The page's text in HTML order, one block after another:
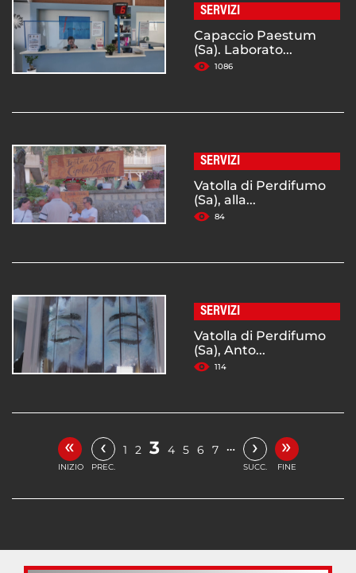
SERVIZI
Capaccio Paestum
(Sa). Laborato...
1086
SERVIZI
Vatolla di Perdifumo
(Sa), alla...
84
SERVIZI
Vatolla di Perdifumo
(Sa), Anto...
114
«
INIZIO
‹
PREC.
1 2 3 4 5 6 7 … ›
SUCC.
»
FINE